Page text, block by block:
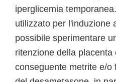
iperglicemia
utilizzato per l'induzione
possibile sperimentare
ritenzione della placenta
conseguente metrite e/o